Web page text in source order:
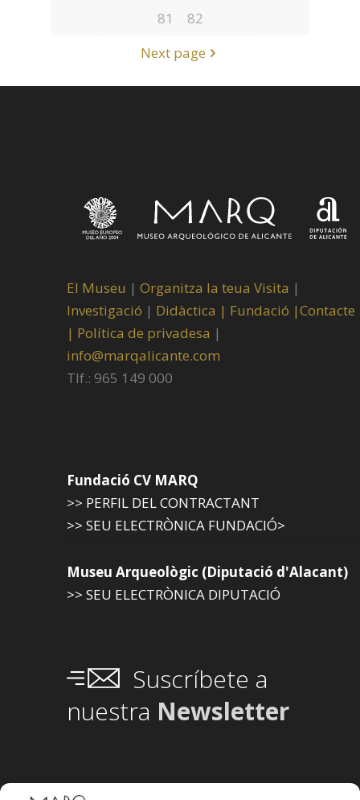
81
82
Next page
El Museu | Organitza la teua Visita |
Investigació | Didàctica | Fundació |Contacte
| Política de privadesa |
info@marqalicante.com
Tlf.: 965 149 000
Fundació CV MARQ
>> PERFIL DEL CONTRACTANT
>> SEU ELECTRÒNICA FUNDACIÓ>
Museu Arqueològic (Diputació d'Alacant)
>> SEU ELECTRÒNICA DIPUTACIÓ
Suscríbete a
nuestra Newsletter